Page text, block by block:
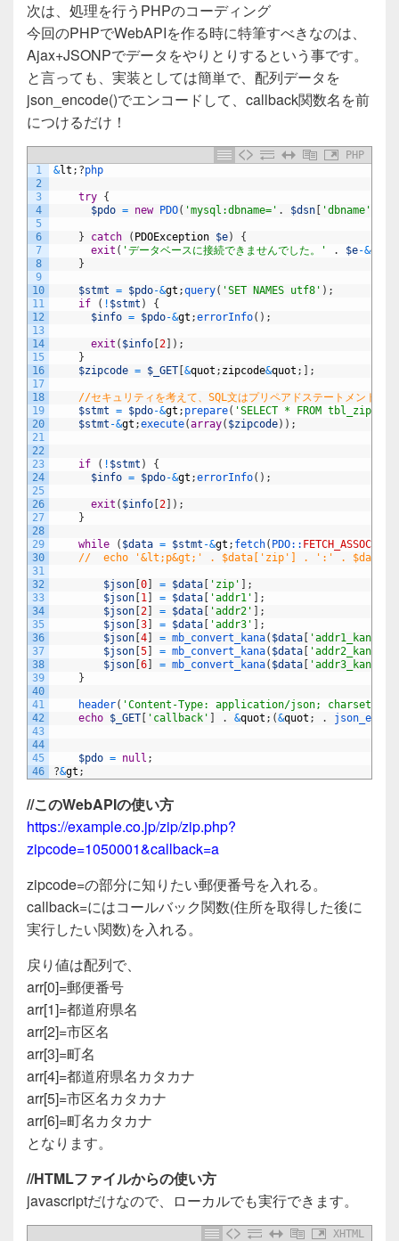
次は、処理を行うPHPのコーディング
今回のPHPでWebAPIを作る時に特筆すべきなのは、
Ajax+JSONPでデータをやりとりするという事です。
と言っても、実装としては簡単で、配列データを
json_encode()でエンコードして、callback関数名を前
につけるだけ！
PHP
1
2
3
4
5
6
7
8
9
10
11
12
13
14
15
16
17
18
19
20
21
22
23
24
25
26
27
28
29
30
31
32
33
34
35
36
37
38
39
40
41
42
43
44
45
46
&lt ; ?php
try {
$pdo = new PDO( 'mysql:dbname=' . $dsn [ 'dbname'
} catch ( PDOException $e)
{
exit ( 'データベースに接続できませんでした。' . $e-&gt
}
$stmt = $pdo-&gt ;query( 'SET NAMES utf8' ) ;
if
( ! $stmt )
{
$info = $pdo-&gt ;errorInfo( ) ;
exit ( $info [2] ) ;
}
$zipcode = $_GET [&quot ; zipcode&quot ; ] ;
//セキュリティを考えて、SQL文はプリペアドステートメントで
$stmt = $pdo-&gt ; prepare( 'SELECT * FROM tbl_zip
$stmt -&gt ;execute(array( $zipcode) ) ;
if ( ! $stmt )
{
$info = $pdo-&gt ;errorInfo( ) ;
exit ( $info [2] ) ;
}
while ( $data = $stmt -&gt ; fetch( PDO:: FETCH_ASSOC
//  echo '&lt;p&gt;' . $data['zip'] . ':' .
$json [0] = $data [ 'zip' ] ;
$json [1] = $data [ 'addr1' ] ;
$json [2] = $data [ 'addr2' ] ;
$json [3] = $data [ 'addr3' ] ;
$json [4] = mb_convert_kana( $data [ 'addr1_kana'
$json [5] = mb_convert_kana( $data [ 'addr2_kana'
$json [6] = mb_convert_kana( $data [ 'addr3_kana'
}
header( 'Content-Type: application/json;
echo $_GET [ 'callback' ] . &quot ; (&quot ; .
$pdo = null ;
?&gt ;
//このWebAPIの使い方
https://example.co.jp/zip/zip.php?
zipcode=1050001&callback=a
zipcode=の部分に知りたい郵便番号を入れる。
callback=にはコールバック関数(住所を取得した後に
実行したい関数)を入れる。
戻り値は配列で、
arr[0]=郵便番号
arr[1]=都道府県名
arr[2]=市区名
arr[3]=町名
arr[4]=都道府県名カタカナ
arr[5]=市区名カタカナ
arr[6]=町名カタカナ
となります。
//HTMLファイルからの使い方
javascriptだけなので、ローカルでも実行できます。
XHTML